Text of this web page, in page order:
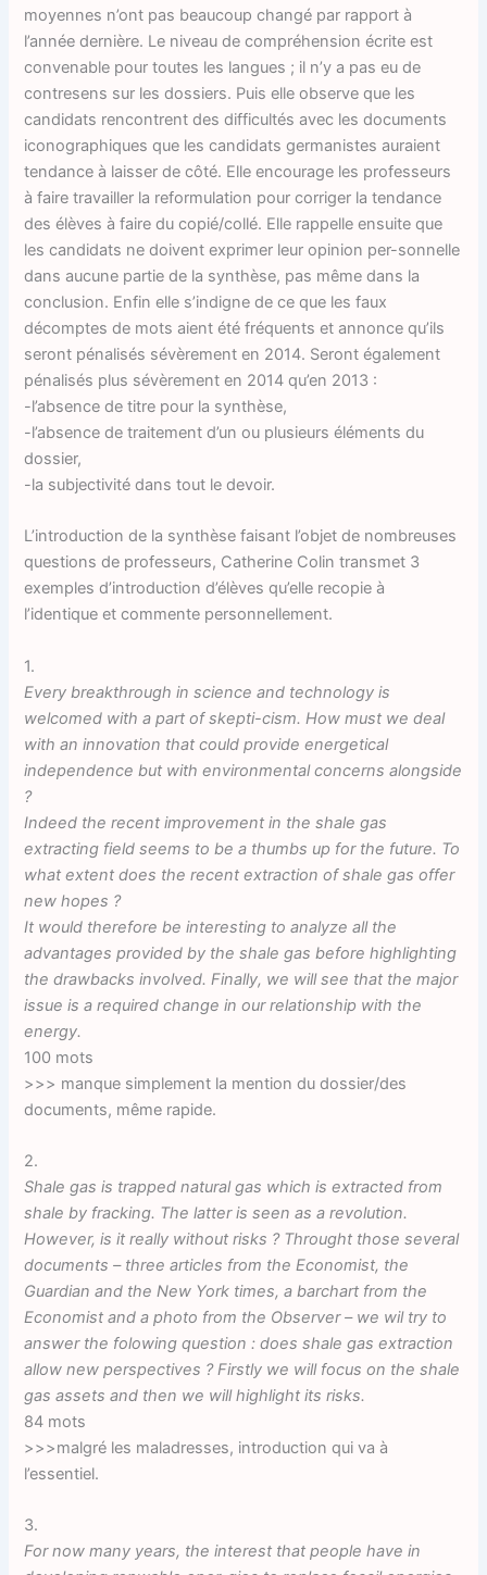
moyennes n’ont pas beaucoup changé par rapport à
l’année dernière. Le niveau de compréhension écrite est
convenable pour toutes les langues ; il n’y a pas eu de
contresens sur les dossiers. Puis elle observe que les
candidats rencontrent des difficultés avec les documents
iconographiques que les candidats germanistes auraient
tendance à laisser de côté. Elle encourage les professeurs
à faire travailler la reformulation pour corriger la tendance
des élèves à faire du copié/collé. Elle rappelle ensuite que
les candidats ne doivent exprimer leur opinion per-sonnelle
dans aucune partie de la synthèse, pas même dans la
conclusion. Enfin elle s’indigne de ce que les faux
décomptes de mots aient été fréquents et annonce qu’ils
seront pénalisés sévèrement en 2014. Seront également
pénalisés plus sévèrement en 2014 qu’en 2013 :
-l’absence de titre pour la synthèse,
-l’absence de traitement d’un ou plusieurs éléments du
dossier,
-la subjectivité dans tout le devoir.
L’introduction de la synthèse faisant l’objet de nombreuses
questions de professeurs, Catherine Colin transmet 3
exemples d’introduction d’élèves qu’elle recopie à
l’identique et commente personnellement.
1.
Every breakthrough in science and technology is
welcomed with a part of skepti-cism. How must we deal
with an innovation that could provide energetical
independence but with environmental concerns alongside
?
Indeed the recent improvement in the shale gas
extracting field seems to be a thumbs up for the future. To
what extent does the recent extraction of shale gas offer
new hopes ?
It would therefore be interesting to analyze all the
advantages provided by the shale gas before highlighting
the drawbacks involved. Finally, we will see that the major
issue is a required change in our relationship with the
energy.
100 mots
>>> manque simplement la mention du dossier/des
documents, même rapide.
2.
Shale gas is trapped natural gas which is extracted from
shale by fracking. The latter is seen as a revolution.
However, is it really without risks ? Throught those several
documents – three articles from the Economist, the
Guardian and the New York times, a barchart from the
Economist and a photo from the Observer – we wil try to
answer the folowing question : does shale gas extraction
allow new perspectives ? Firstly we will focus on the shale
gas assets and then we will highlight its risks.
84 mots
>>>malgré les maladresses, introduction qui va à
l’essentiel.
3.
For now many years, the interest that people have in